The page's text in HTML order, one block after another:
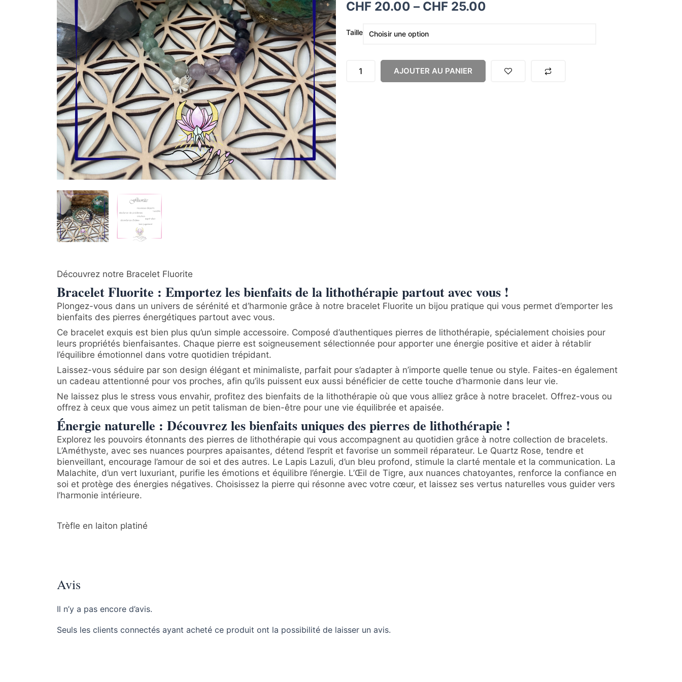
CHF 20.00 – CHF 25.00
Plage
prix :
CHF 25.00
Taille
quantité
Fluorite
AJOUTER AU PANIER
Découvrez notre Bracelet Fluorite
Bracelet Fluorite : Emportez les bienfaits de la lithothérapie partout avec vous !
Plongez-vous dans un univers de sérénité et d’harmonie grâce à notre bracelet Fluorite un bijou pratique qui vous permet d’emporter les
bienfaits des pierres énergétiques partout avec vous.
Ce bracelet exquis est bien plus qu’un simple accessoire. Composé d’authentiques pierres de lithothérapie, spécialement choisies pour
leurs propriétés bienfaisantes. Chaque pierre est soigneusement sélectionnée pour apporter une énergie positive et aider à rétablir
l’équilibre émotionnel dans votre quotidien trépidant.
Laissez-vous séduire par son design élégant et minimaliste, parfait pour s’adapter à n’importe quelle tenue ou style. Faites-en également
un cadeau attentionné pour vos proches, afin qu’ils puissent eux aussi bénéficier de cette touche d’harmonie dans leur vie.
Ne laissez plus le stress vous envahir, profitez des bienfaits de la lithothérapie où que vous alliez grâce à notre bracelet. Offrez-vous ou
offrez à ceux que vous aimez un petit talisman de bien-être pour une vie équilibrée et apaisée.
Énergie naturelle : Découvrez les bienfaits uniques des pierres de lithothérapie !
Explorez les pouvoirs étonnants des pierres de lithothérapie qui vous accompagnent au quotidien grâce à notre collection de bracelets.
L’Améthyste, avec ses nuances pourpres apaisantes, détend l’esprit et favorise un sommeil réparateur. Le Quartz Rose, tendre et
bienveillant, encourage l’amour de soi et des autres. Le Lapis Lazuli, d’un bleu profond, stimule la clarté mentale et la communication. La
Malachite, d’un vert luxuriant, purifie les émotions et équilibre l’énergie. L’Œil de Tigre, aux nuances chatoyantes, renforce la confiance en
soi et protège des énergies négatives. Choisissez la pierre qui résonne avec votre cœur, et laissez ses vertus naturelles vous guider vers
l’harmonie intérieure.
Trèfle en laiton platiné
Avis
Il n’y a pas encore d’avis.
Seuls les clients connectés ayant acheté ce produit ont la possibilité de laisser un avis.